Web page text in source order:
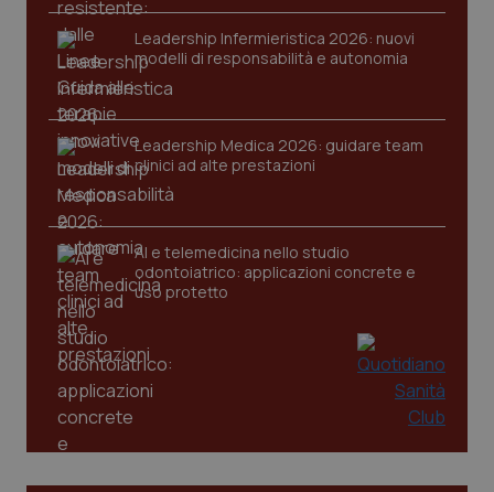
Leadership Infermieristica 2026: nuovi
modelli di responsabilità e autonomia
Leadership Medica 2026: guidare team
clinici ad alte prestazioni
AI e telemedicina nello studio
odontoiatrico: applicazioni concrete e
uso protetto
VISITOR_PRIVACY_METADATA
YouTube
.youtube.com
CookieScriptConsent
CookieScript
www.quotidianosanita.it